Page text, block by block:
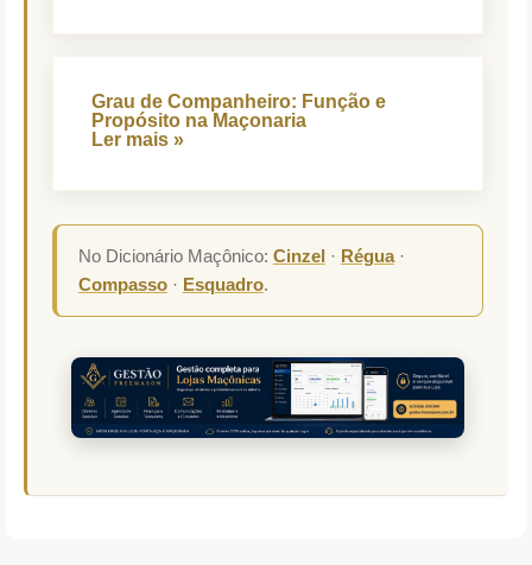
Grau de Companheiro: Função e
Propósito na Maçonaria
Ler mais »
No Dicionário Maçônico: Cinzel · Régua·
Compasso· Esquadro.